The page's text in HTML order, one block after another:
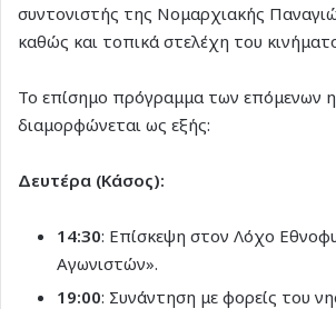
συντονιστής της Νομαρχιακής
καθώς και τοπικά στελέχη του
Το επίσημο πρόγραμμα των επόμενων
διαμορφώνεται ως εξής:
Δευτέρα (Κάσος):
14:30: Επίσκεψη στον Λόχο
Αγωνιστών».
19:00: Συνάντηση με φορείς του